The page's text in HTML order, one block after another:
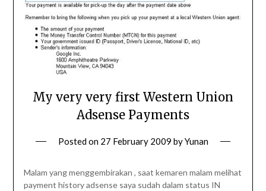
My very very first Western Union
Adsense Payments
Posted on 27 February 2009 byYunan
Malam yang menggembirakan , saat kemaren malam melihat
payment history adsense saya sudah dalam status IN